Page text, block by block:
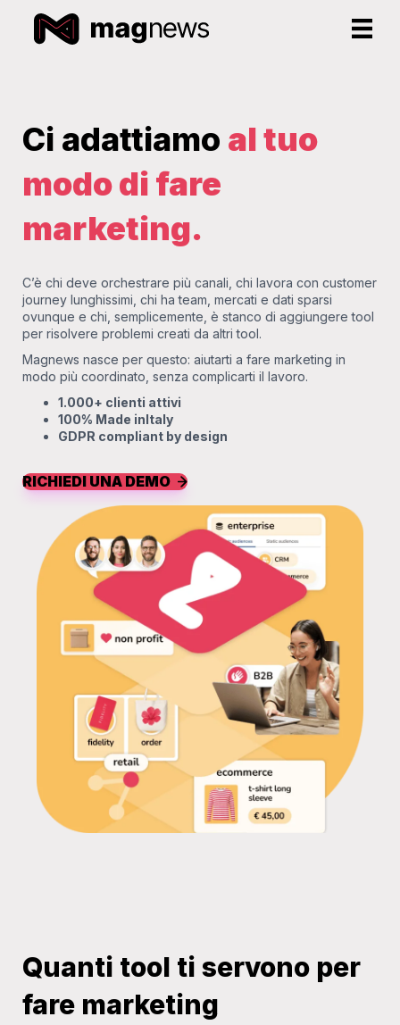
Ci adattiamo al tuo
modo di fare
marketing.
C’è chi deve orchestrare più canali, chi lavora con customer
journey lunghissimi, chi ha team, mercati e dati sparsi
ovunque e chi, semplicemente, è stanco di aggiungere tool
per risolvere problemi creati da altri tool.
Magnews nasce per questo: aiutarti a fare marketing in
modo più coordinato, senza complicarti il lavoro.
1.000+ clienti attivi
100% Made inItaly
GDPR compliant by design
RICHIEDI UNA DEMO
Quanti tool ti servono per
fare marketing